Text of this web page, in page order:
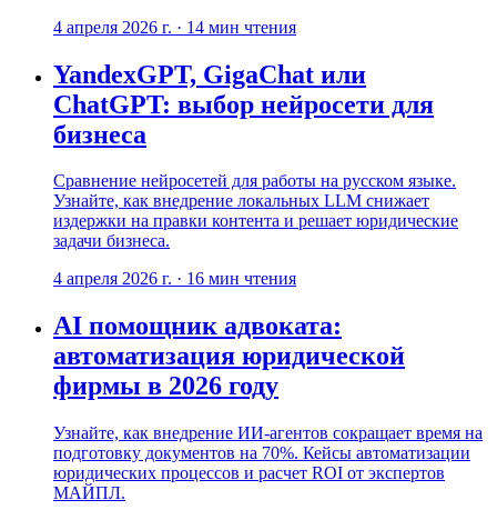
4 апреля 2026 г. · 14 мин чтения
YandexGPT, GigaChat или
ChatGPT: выбор нейросети для
бизнеса
Сравнение нейросетей для работы на русском языке.
Узнайте, как внедрение локальных LLM снижает
издержки на правки контента и решает юридические
задачи бизнеса.
4 апреля 2026 г. · 16 мин чтения
AI помощник адвоката:
автоматизация юридической
фирмы в 2026 году
Узнайте, как внедрение ИИ-агентов сокращает время на
подготовку документов на 70%. Кейсы автоматизации
юридических процессов и расчет ROI от экспертов
МАЙПЛ.